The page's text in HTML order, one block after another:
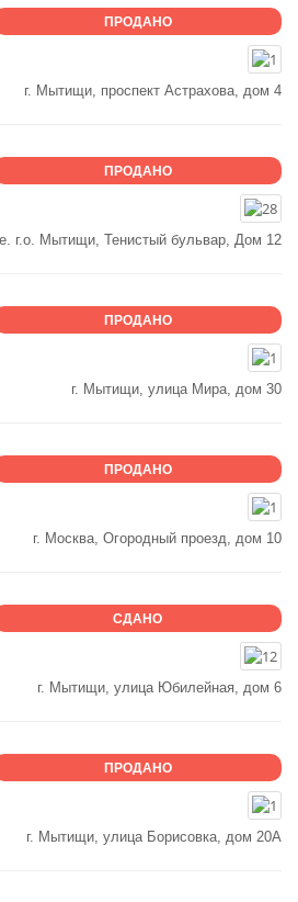
ПРОДАНО
г. Мытищи, проспект Астрахова, дом 4
ПРОДАНО
г.о. Мытищи, Тенистый бульвар, Дом 12
ПРОДАНО
г. Мытищи, улица Мира, дом 30
ПРОДАНО
г. Москва, Огородный проезд, дом 10
СДАНО
г. Мытищи, улица Юбилейная, дом 6
ПРОДАНО
г. Мытищи, улица Борисовка, дом 20А